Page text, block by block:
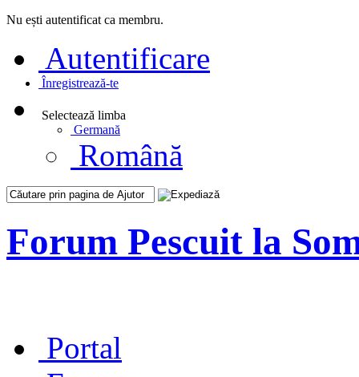
Nu ești autentificat ca membru.
Autentificare
Înregistrează-te
Selectează limba
Germană
Română
Forum Pescuit la
Portal